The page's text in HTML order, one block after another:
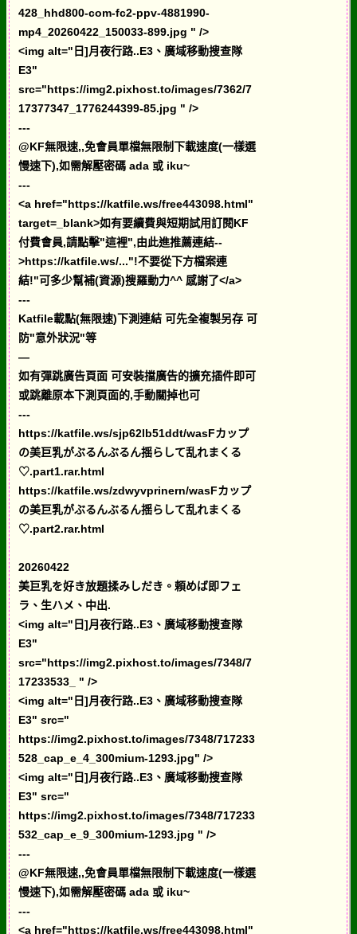
428_hhd800-com-fc2-ppv-4881990-
mp4_20260422_150033-899.jpg " />
<img alt="日]月夜行路..E3、廣域移動搜查隊
E3"
src="https://img2.pixhost.to/images/7362/7
17377347_1776244399-85.jpg " />
---
@KF無限速,,免會員單檔無限制下載速度(一樣選
慢速下),如需解壓密碼 ada 或 iku~
---
<a href="https://katfile.ws/free443098.html"
target=_blank>如有要續費與短期試用訂閱KF
付費會員,請點擊"這裡",由此進推薦連結--
>https://katfile.ws/..."!不要從下方檔案連
結!"可多少幫補(資源)搜羅動力^^ 感謝了</a>
---
Katfile載點(無限速)下測連結 可先全複製另存 可
防"意外狀況"等
—
如有彈跳廣告頁面 可安裝擋廣告的擴充插件即可
或跳離原本下測頁面的,手動關掉也可
---
https://katfile.ws/sjp62lb51ddt/wasFカップ
の美巨乳がぶるんぶるん揺らして乱れまくる
♡.part1.rar.html
https://katfile.ws/zdwyvprinern/wasFカップ
の美巨乳がぶるんぶるん揺らして乱れまくる
♡.part2.rar.html
20260422
美巨乳を好き放題揉みしだき。頼めば即フェ
ラ、生ハメ、中出.
<img alt="日]月夜行路..E3、廣域移動搜查隊
E3"
src="https://img2.pixhost.to/images/7348/7
17233533_ " />
<img alt="日]月夜行路..E3、廣域移動搜查隊
E3" src="
https://img2.pixhost.to/images/7348/717233
528_cap_e_4_300mium-1293.jpg" />
<img alt="日]月夜行路..E3、廣域移動搜查隊
E3" src="
https://img2.pixhost.to/images/7348/717233
532_cap_e_9_300mium-1293.jpg " />
---
@KF無限速,,免會員單檔無限制下載速度(一樣選
慢速下),如需解壓密碼 ada 或 iku~
---
<a href="https://katfile.ws/free443098.html"